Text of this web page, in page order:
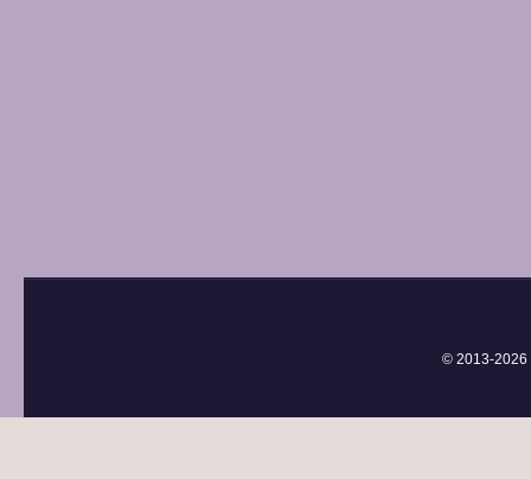
© 2013-2026